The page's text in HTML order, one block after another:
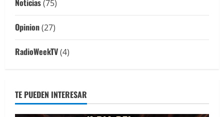
Noticias(75)
Opinion(27)
RadioWeekTV(4)
TE PUEDEN INTERESAR